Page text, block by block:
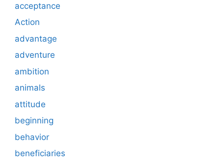
acceptance
Action
advantage
adventure
ambition
animals
attitude
beginning
behavior
beneficiaries